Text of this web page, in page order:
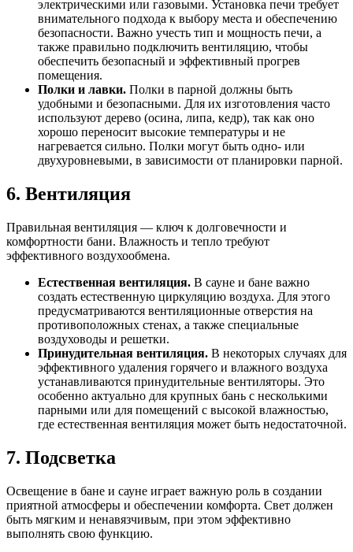
электрическими или газовыми. Установка печи требует
внимательного подхода к выбору места и обеспечению
безопасности. Важно учесть тип и мощность печи, а
также правильно подключить вентиляцию, чтобы
обеспечить безопасный и эффективный прогрев
помещения.
Полки и лавки. Полки в парной должны быть
удобными и безопасными. Для их изготовления часто
используют дерево (осина, липа, кедр), так как оно
хорошо переносит высокие температуры и не
нагревается сильно. Полки могут быть одно- или
двухуровневыми, в зависимости от планировки парной.
6. Вентиляция
Правильная вентиляция — ключ к долговечности и
комфортности бани. Влажность и тепло требуют
эффективного воздухообмена.
Естественная вентиляция. В сауне и бане важно
создать естественную циркуляцию воздуха. Для этого
предусматриваются вентиляционные отверстия на
противоположных стенах, а также специальные
воздуховоды и решетки.
Принудительная вентиляция. В некоторых случаях для
эффективного удаления горячего и влажного воздуха
устанавливаются принудительные вентиляторы. Это
особенно актуально для крупных бань с несколькими
парными или для помещений с высокой влажностью,
где естественная вентиляция может быть недостаточной.
7. Подсветка
Освещение в бане и сауне играет важную роль в создании
приятной атмосферы и обеспечении комфорта. Свет должен
быть мягким и ненавязчивым, при этом эффективно
выполнять свою функцию.